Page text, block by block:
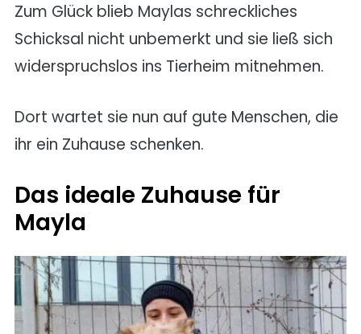
Zum Glück blieb Maylas schreckliches
Schicksal nicht unbemerkt und sie ließ sich
widerspruchslos ins Tierheim mitnehmen.
Dort wartet sie nun auf gute Menschen, die
ihr ein Zuhause schenken.
Das ideale Zuhause für
Mayla